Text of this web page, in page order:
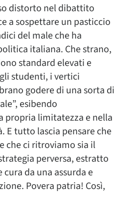
distorto nel dibattito
a sospettare un pasticcio
del male che ha
italiana. Che strano,
standard elevati e
studenti, i vertici
godere di una sorta di
esibendo
propria limitatezza e nella
E tutto lascia pensare che
che ci ritroviamo sia il
perversa, estratto
da una assurda e
Povera patria! Così,